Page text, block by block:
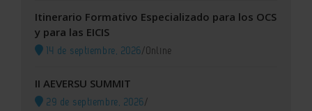
Itinerario Formativo Especializado para los OCS
y para las EICIS
14 de septiembre, 2026/Online
II AEVERSU SUMMIT
29 de septiembre, 2026/